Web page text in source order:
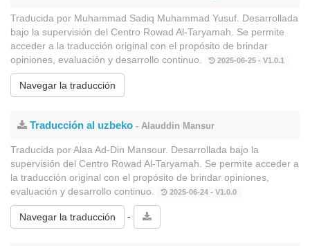
Traducida por Muhammad Sadiq Muhammad Yusuf. Desarrollada
bajo la supervisión del Centro Rowad Al-Taryamah. Se permite
acceder a la traducción original con el propósito de brindar
opiniones, evaluación y desarrollo continuo.
2025-06-25 - V1.0.1
Navegar la traducción
Traducción al uzbeko - Alauddin Mansur
Traducida por Alaa Ad-Din Mansour. Desarrollada bajo la
supervisión del Centro Rowad Al-Taryamah. Se permite acceder a
la traducción original con el propósito de brindar opiniones,
evaluación y desarrollo continuo.
2025-06-24 - V1.0.0
Navegar la traducción -